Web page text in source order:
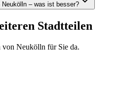
– was ist besser?
Stadtteilen
von Neukölln für Sie da.